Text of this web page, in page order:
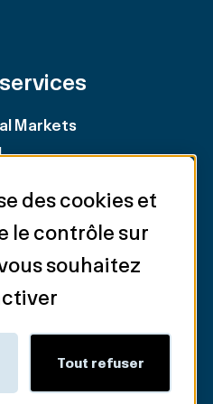
Markets
& Logistique
des cookies et
le contrôle sur
souhaitez
Tout refuser